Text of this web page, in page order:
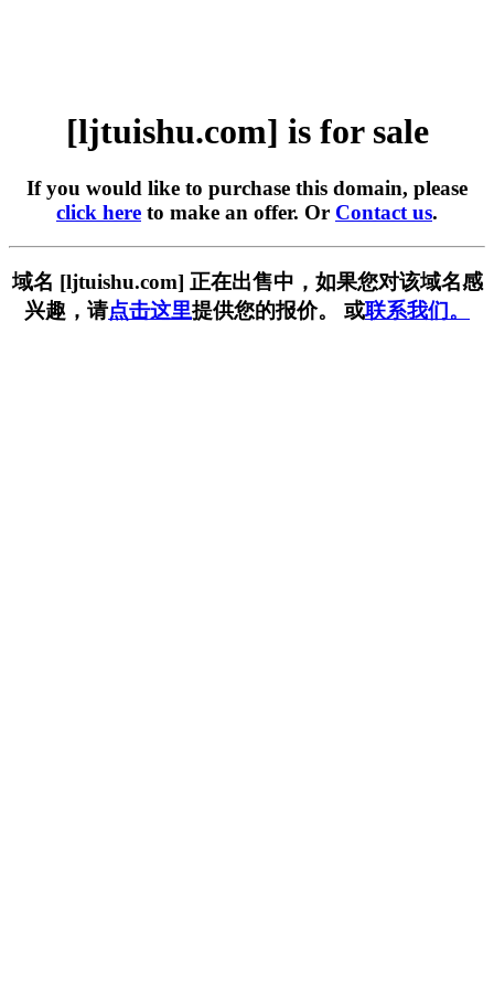
[ljtuishu.com] is for sale
If you would like to purchase this domain, please
click here to make an offer. Or Contact us.
域名 [ljtuishu.com] 正在出售中，如果您对该域名感
兴趣，请点击这里提供您的报价。 或联系我们。